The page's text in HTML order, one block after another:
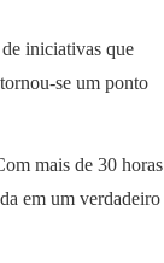
iniciativas que
se um ponto
mais de 30 horas
em um verdadeiro